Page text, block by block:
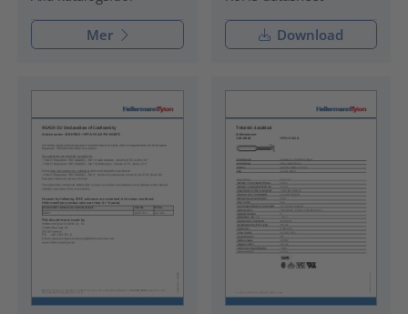
Mer Download